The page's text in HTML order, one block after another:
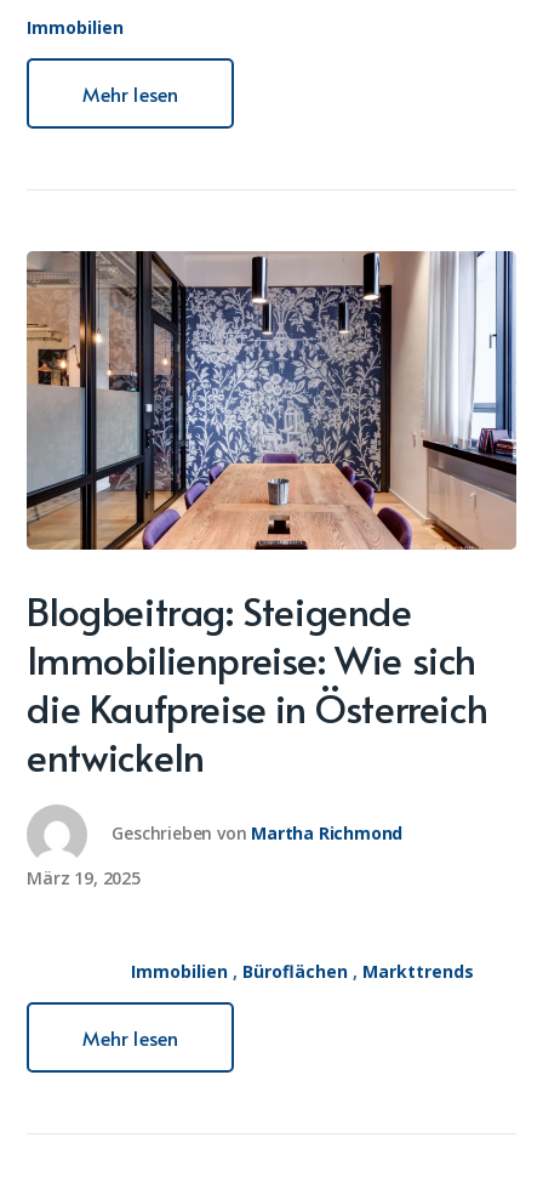
Immobilien
Mehr lesen
Blogbeitrag: Steigende
Immobilienpreise: Wie sich
die Kaufpreise in Österreich
entwickeln
Geschrieben von Martha Richmond
März 19, 2025
Immobilien, Büroflächen, Markttrends
Mehr lesen